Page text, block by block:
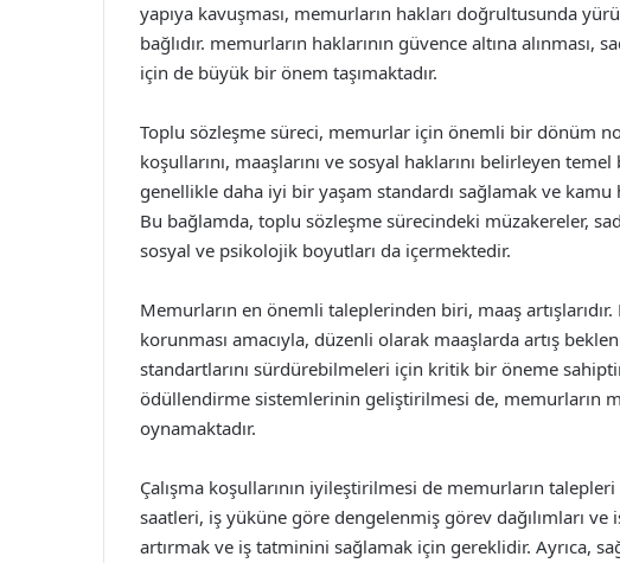
yapıya kavuşması, memurların hakları doğrultusunda
bağlıdır. memurların haklarının güvence altına
için de büyük bir önem taşımaktadır.
Toplu sözleşme süreci, memurlar için önemli bir dönüm
koşullarını, maaşlarını ve sosyal haklarını belirleyen
genellikle daha iyi bir yaşam standardı sağlamak ve
Bu bağlamda, toplu sözleşme sürecindeki müzakereler,
sosyal ve psikolojik boyutları da içermektedir.
Memurların en önemli taleplerinden biri, maaş
korunması amacıyla, düzenli olarak maaşlarda artış
standartlarını sürdürebilmeleri için kritik bir öneme
ödüllendirme sistemlerinin geliştirilmesi de, memurların
oynamaktadır.
Çalışma koşullarının iyileştirilmesi de memurların
saatleri, iş yüküne göre dengelenmiş görev dağılımları
artırmak ve iş tatminini sağlamak için gereklidir. Ayrıca,